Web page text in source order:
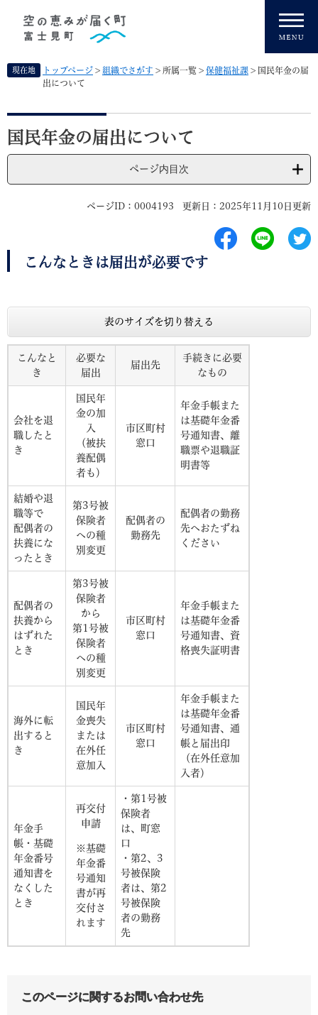
先
す
。
現在地 トップページ > 組織でさがす > 所属一覧 > 保健福祉課 > 国民年金の届
出について
本
文
国民年金の届出について
ページ内目次
ページID：0004193 更新日：2025年11月10日更新
こんなときは届出が必要です
表のサイズを切り替える
こんなと
き
必要な
届出
届出先
手続きに必要
なもの
会社を退
職したと
き
国民年
金の加
入
（被扶
養配偶
者も）
市区町村
窓口
年金手帳また
は基礎年金番
号通知書、離
職票や退職証
明書等
結婚や退
職等で
配偶者の
扶養にな
ったとき
第3号被
保険者
への種
別変更
配偶者の
勤務先
配偶者の勤務
先へおたずね
ください
配偶者の
扶養から
はずれた
とき
第3号被
保険者
から
第1号被
保険者
への種
別変更
市区町村
窓口
年金手帳また
は基礎年金番
号通知書、資
格喪失証明書
海外に転
出すると
き
国民年
金喪失
または
在外任
意加入
市区町村
窓口
年金手帳また
は基礎年金番
号通知書、通
帳と届出印
（在外任意加
入者）
年金手
帳・基礎
年金番号
通知書を
なくした
とき
再交付
申請
※基礎
年金番
号通知
書が再
交付さ
れます
・第1号被
保険者
は、町窓
口
・第2、3
号被保険
者は、第2
号被保険
者の勤務
先
このページに関するお問い合わせ先